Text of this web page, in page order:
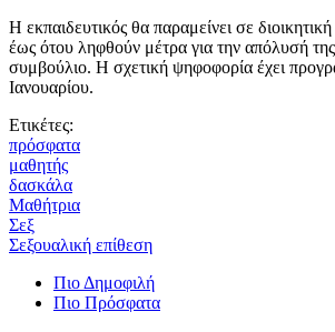
Η εκπαιδευτικός θα παραμείνει σε
έως ότου ληφθούν μέτρα για την απόλυσή της
συμβούλιο. Η σχετική ψηφοφορία έχει
Ιανουαρίου.
Ετικέτες:
πρόσφατα
μαθητής
δασκάλα
Μαθήτρια
Σεξ
Σεξουαλική επίθεση
Πιο Δημοφιλή
Πιο Πρόσφατα